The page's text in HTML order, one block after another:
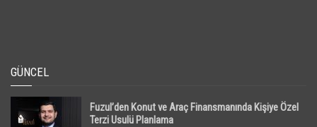
GÜNCEL
Fuzul’den Konut ve Araç Finansmanında Kişiye Özel
Terzi Usulü Planlama